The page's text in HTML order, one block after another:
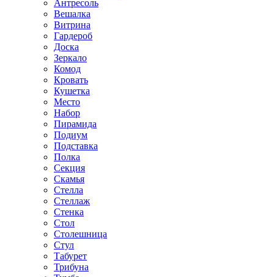
Антресоль
Вешалка
Витрина
Гардероб
Доска
Зеркало
Комод
Кровать
Кушетка
Место
Набор
Пирамида
Подиум
Подставка
Полка
Секция
Скамья
Стелла
Стеллаж
Стенка
Стол
Столешница
Стул
Табурет
Трибуна